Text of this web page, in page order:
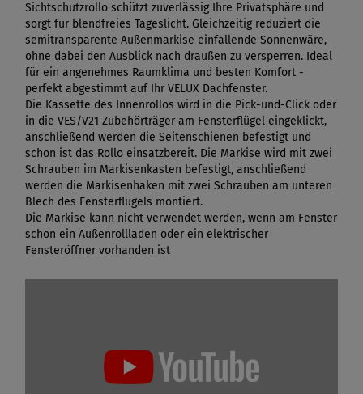
Sichtschutzrollo schützt zuverlässig Ihre Privatsphäre und
sorgt für blendfreies Tageslicht. Gleichzeitig reduziert die
semitransparente Außenmarkise einfallende Sonnenwäre,
ohne dabei den Ausblick nach draußen zu versperren. Ideal
für ein angenehmes Raumklima und besten Komfort -
perfekt abgestimmt auf Ihr VELUX Dachfenster.
Die Kassette des Innenrollos wird in die Pick-und-Click oder
in die VES/V21 Zubehörträger am Fensterflügel eingeklickt,
anschließend werden die Seitenschienen befestigt und
schon ist das Rollo einsatzbereit. Die Markise wird mit zwei
Schrauben im Markisenkasten befestigt, anschließend
werden die Markisenhaken mit zwei Schrauben am unteren
Blech des Fensterflügels montiert.
Die Markise kann nicht verwendet werden, wenn am Fenster
schon ein Außenrollladen oder ein elektrischer
Fensteröffner vorhanden ist